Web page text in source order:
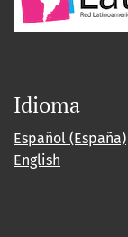
Idioma
Español (España)
English